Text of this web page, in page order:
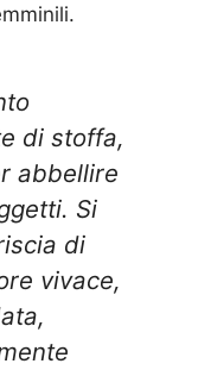
di stoffa,
abbellire
Si
di
vivace,